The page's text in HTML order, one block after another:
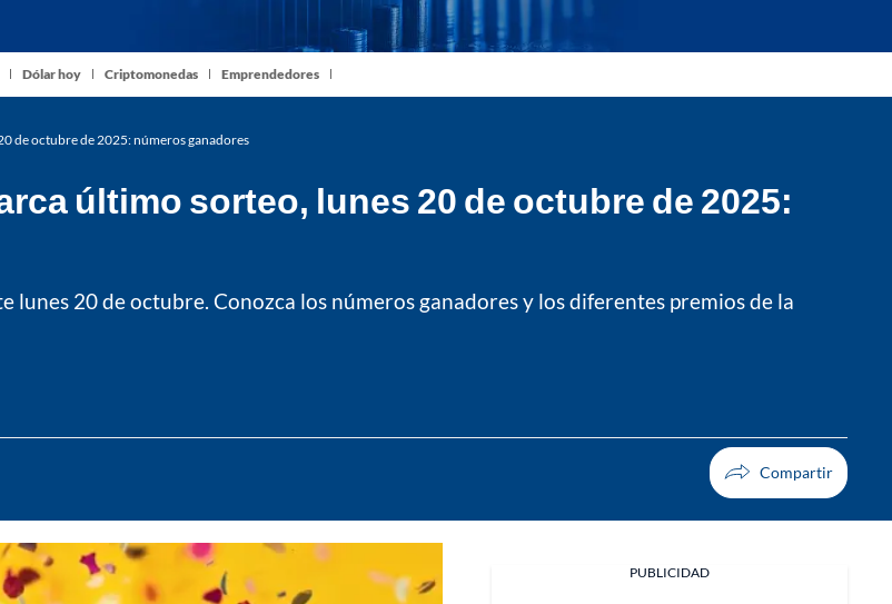
Dólar hoy Criptomonedas Emprendedores
de octubre de 2025: números ganadores
último sorteo, lunes 20 de octubre de 2025:
lunes 20 de octubre. Conozca los números ganadores y los diferentes premios de la
PUBLICIDAD